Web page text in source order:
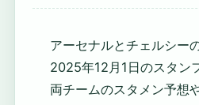
アーセナルとチェルシー
2025年12月1日のスタン
両チームのスタメン予想